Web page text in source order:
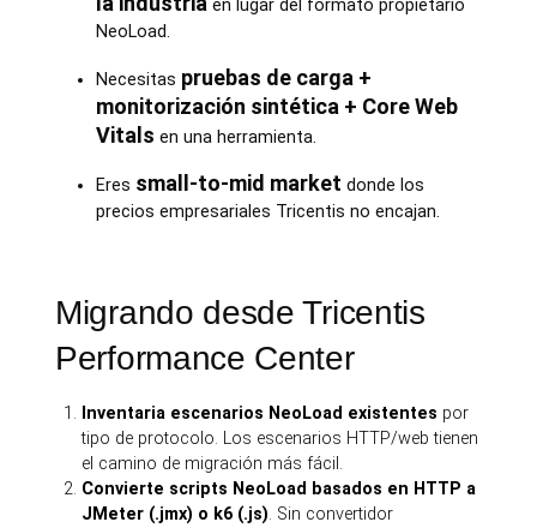
en lugar del formato propietario
NeoLoad.
Necesitas pruebas de carga +
monitorización sintética + Core Web
Vitals en una herramienta.
Eres small-to-mid market donde los
precios empresariales Tricentis no encajan.
Migrando desde Tricentis
Performance Center
Inventaria escenarios NeoLoad existentes por
tipo de protocolo. Los escenarios HTTP/web tienen
el camino de migración más fácil.
Convierte scripts NeoLoad basados en HTTP a
JMeter (.jmx) o k6 (.js). Sin convertidor